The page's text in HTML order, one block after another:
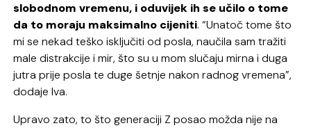
slobodnom vremenu, i oduvijek ih se učilo o tome
da to moraju maksimalno cijeniti. “Unatoč tome što
mi se nekad teško isključiti od posla, naučila sam tražiti
male distrakcije i mir, što su u mom slučaju mirna i duga
jutra prije posla te duge šetnje nakon radnog vremena”,
dodaje Iva.
Upravo zato, to što generaciji Z posao možda nije na